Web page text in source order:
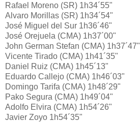
Rafael Moreno (SR) 1h34´55"
Alvaro Morillas (SR) 1h34´54"
José Miguel del Sur 1h36´46"
José Orejuela (CMA) 1h37´00"
John German Stefan (CMA) 1h37´47"
Vicente Tirado (CMA) 1h41´35"
Daniel Ruiz (CMA) 1h45´13"
Eduardo Callejo (CMA) 1h46´03"
Domingo Tarifa (CMA) 1h48´29"
Pako Segura (CMA) 1h49´04"
Adolfo Elvira (CMA) 1h54´26"
Javier Zoyo 1h54´35"